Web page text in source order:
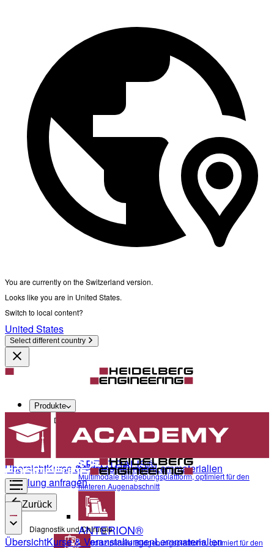
You are currently on the Switzerland version.
Looks like you are in United States.
Switch to local content?
United States
Select different country
Produkte
Diagnostik und Chirurgie
SPECTRALIS®
Multimodale Bildgebungsplattform, optimiert für den
hinteren Augenabschnitt
ANTERION®
Multidisziplinäre Bildgebungsplattform, optimiert für den
ÜbersichtKurse & VeranstaltungenLernmaterialien
Schulung anfragen
Zurück
Diagnostik und Chirurgie
ÜbersichtKurse & VeranstaltungenLernmaterialien